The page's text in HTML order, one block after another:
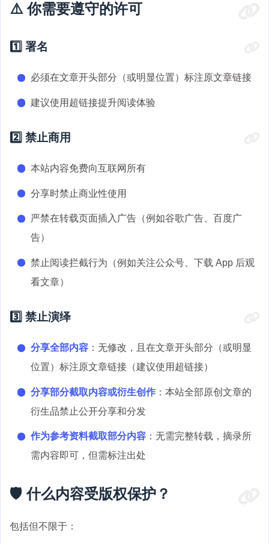
⚠️ 你需要遵守的许可
1️⃣ 署名
必须在文章开头部分（或明显位置）标注原文章链接
建议使用超链接提升阅读体验
2️⃣ 禁止商用
本站内容免费向互联网所有
分享时禁止商业性使用
严禁在转载页面插入广告（例如谷歌广告、百度广
告）
禁止阅读拦截行为（例如关注公众号、下载 App 后观
看文章）
3️⃣ 禁止演绎
分享全部内容 ：无修改，且在文章开头部分（或明显
位置）标注原文章链接（建议使用超链接）
分享部分截取内容或衍生创作 ：本站全部原创文章的
衍生品禁止公开分享和分发
作为参考资料截取部分内容 ：无需完整转载，摘录所
需内容即可，但需标注出处
🛡️ 什么内容受版权保护？
包括但不限于：